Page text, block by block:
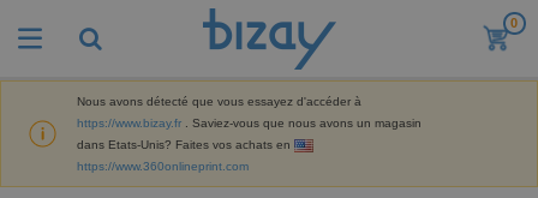
0
Nous avons détecté que vous essayez d'accéder à
https://www.bizay.fr
. Saviez-vous que nous avons un magasin
dans Etats-Unis? Faites vos achats en
https://www.360onlineprint.com